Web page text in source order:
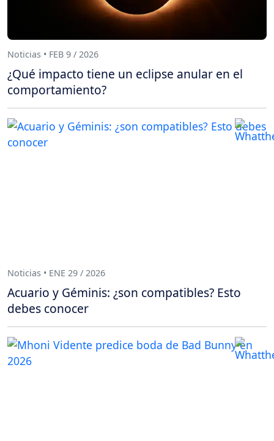
Noticias • FEB 9 / 2026
¿Qué impacto tiene un eclipse anular en el
comportamiento?
Noticias • ENE 29 / 2026
Acuario y Géminis: ¿son compatibles? Esto
debes conocer